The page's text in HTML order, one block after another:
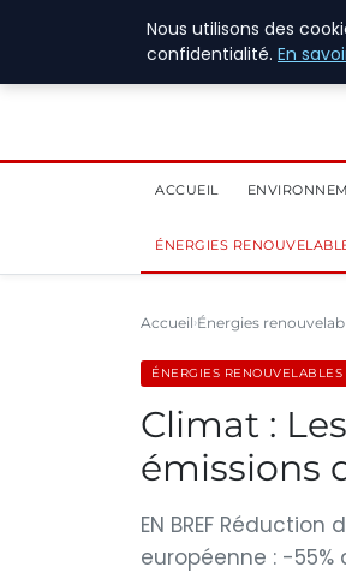
28 juillet 2026
ACCUEIL
ÉNERGIES
Accueil Énergies
ÉNERGIES RENOUVELABLES
Climat :
émissions
EN BREF
européenne : -55%
Nous utilisons des
confidentialité. En